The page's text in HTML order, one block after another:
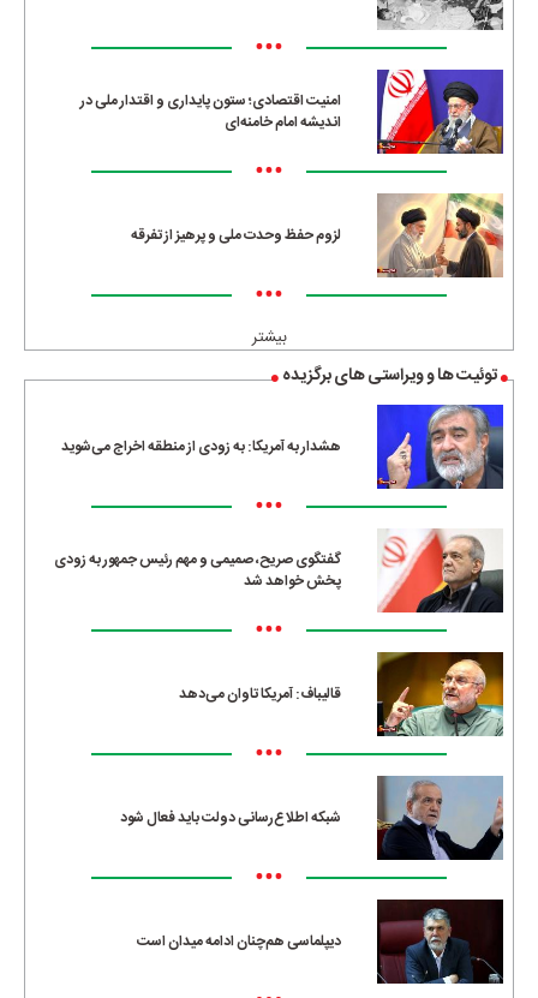
•••
امنیت اقتصادی؛ ستون پایداری و اقتدار ملی در
اندیشه امام خامنه‌ای
•••
لزوم حفظ وحدت ملی و پرهیز از تفرقه
•••
بیشتر
توئیت ها و ویراستی های برگزیده
هشدار به آمریکا: به زودی از منطقه اخراج می‌شوید
•••
گفتگوی صریح، صمیمی و مهم رئیس جمهور به زودی
پخش خواهد شد
•••
قالیباف: آمریکا تاوان می‌دهد
•••
شبکه اطلاع‌رسانی دولت باید فعال شود
•••
دیپلماسی هم‌چنان ادامه میدان است